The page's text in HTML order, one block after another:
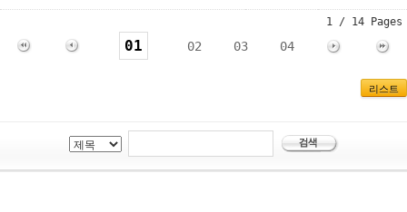
1 / 14 Pages
01 02 03 04
리스트